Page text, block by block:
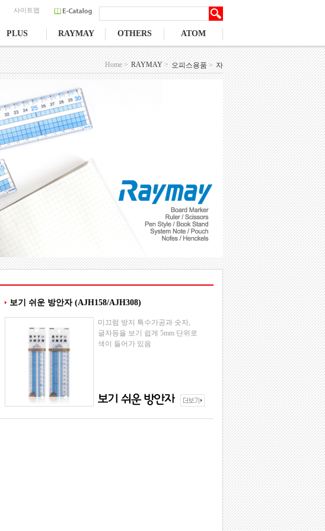
사이트맵
PLUS RAYMAY OTHERS ATOM
Home > RAYMAY> 오피스용품> 자
보기 쉬운 방안자 (AJH158/AJH308)
미끄럼 방지 특수가공과 숫자,
글자등을 보기 쉽게 5mm 단위로
색이 들어가 있음